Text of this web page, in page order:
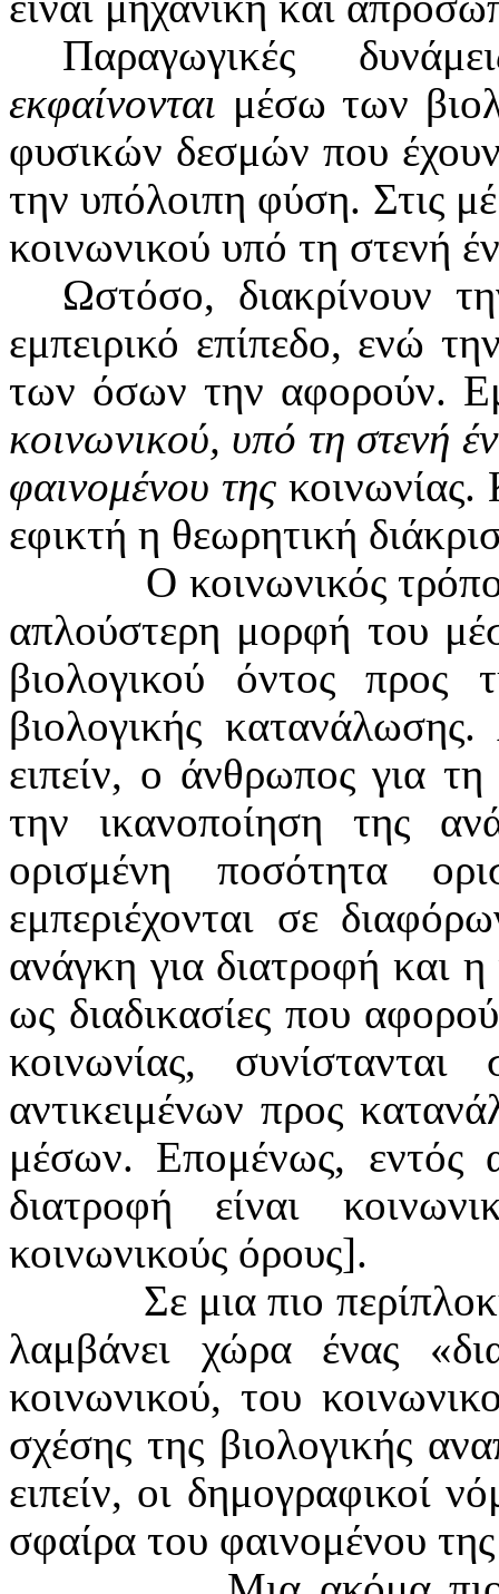
Παραγωγικές
εκφαίνονται μέσω των
φυσικών δεσμών που
την υπόλοιπη φύση. Στις
κοινωνικού υπό τη στενή
Ωστόσο, διακρίνουν
εμπειρικό επίπεδο, ενώ
των όσων την αφορούν.
κοινωνικού, υπό τη στενή
φαινομένου της κοινωνίας.
εφικτή η θεωρητική
Ο κοινωνικός
απλούστερη μορφή του
βιολογικού όντος
βιολογικής
ειπείν, ο άνθρωπος για
την ικανοποίηση της
ορισμένη ποσότητα
εμπεριέχονται σε
ανάγκη για διατροφή και
ως διαδικασίες που
κοινωνίας,
αντικειμένων προς
μέσων. Επομένως, εντός
διατροφή είναι
κοινωνικούς όρους].
Σε μια πιο
λαμβάνει χώρα ένας
κοινωνικού, του
σχέσης της βιολογικής
ειπείν, οι δημογραφικοί
σφαίρα του φαινομένου